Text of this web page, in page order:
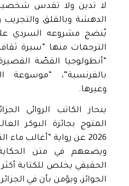
لا تدين ولا تقدس
الدهشة وبالقلق والتجريب
يُنضج مشروعه السردي
الترجمات منها “سيرة
“أنطولوجيا القصّة القصيرة
بالفرنسية”، “موسوعة
وغيرها.
ينحاز الكاتب الروائي
المتوج بجائزة البوكر
2026 عن رواية “أغالب
ويضعهم في متن
الحقيقي يخلص للكتابة
الجوائز، ويؤمن بأن في